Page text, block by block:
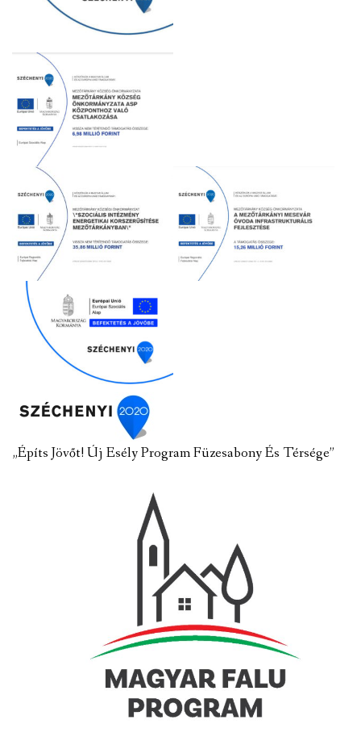
„Építs Jövőt! Új Esély Program Füzesabony És Térsége”